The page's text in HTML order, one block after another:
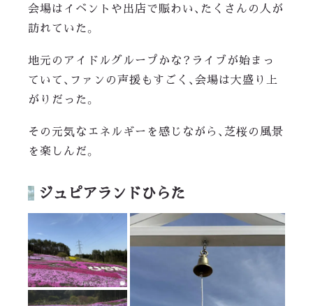
会場はイベントや出店で賑わい、たくさんの人が
訪れていた。
地元のアイドルグループかな？ライブが始まっ
ていて、ファンの声援もすごく、会場は大盛り上
がりだった。
その元気なエネルギーを感じながら、芝桜の風景
を楽しんだ。
ジュピアランドひらた